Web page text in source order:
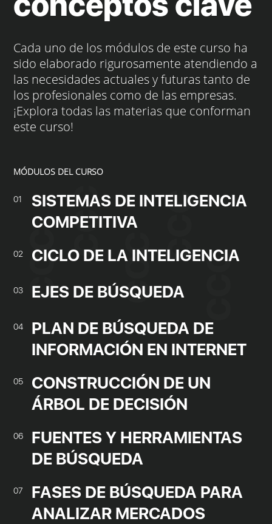
Cada uno de los módulos de este curso ha
sido elaborado rigurosamente atendiendo a
las necesidades actuales y futuras tanto de
los profesionales como de las empresas.
¡Explora todas las materias que conforman
este curso!
MÓDULOS DEL CURSO
01
SISTEMAS DE INTELIGENCIA
COMPETITIVA
02 CICLO DE LA INTELIGENCIA
03 EJES DE BÚSQUEDA
04
PLAN DE BÚSQUEDA DE
INFORMACIÓN EN INTERNET
05
CONSTRUCCIÓN DE UN
ÁRBOL DE DECISIÓN
06
FUENTES Y HERRAMIENTAS
DE BÚSQUEDA
07
FASES DE BÚSQUEDA PARA
ANALIZAR MERCADOS